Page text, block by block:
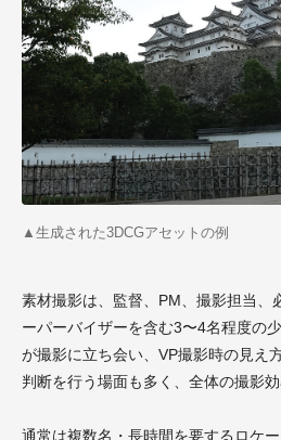
▲生成された3DCGアセットの例
素材撮影は、監督、PM、撮影担当、
ーパーバイザーを含む3〜4名程度の
が撮影に立ち会い、VP撮影時の見え
判断を行う場面も多く、全体の撮影効
通常は複数名・長時間を要するロケ